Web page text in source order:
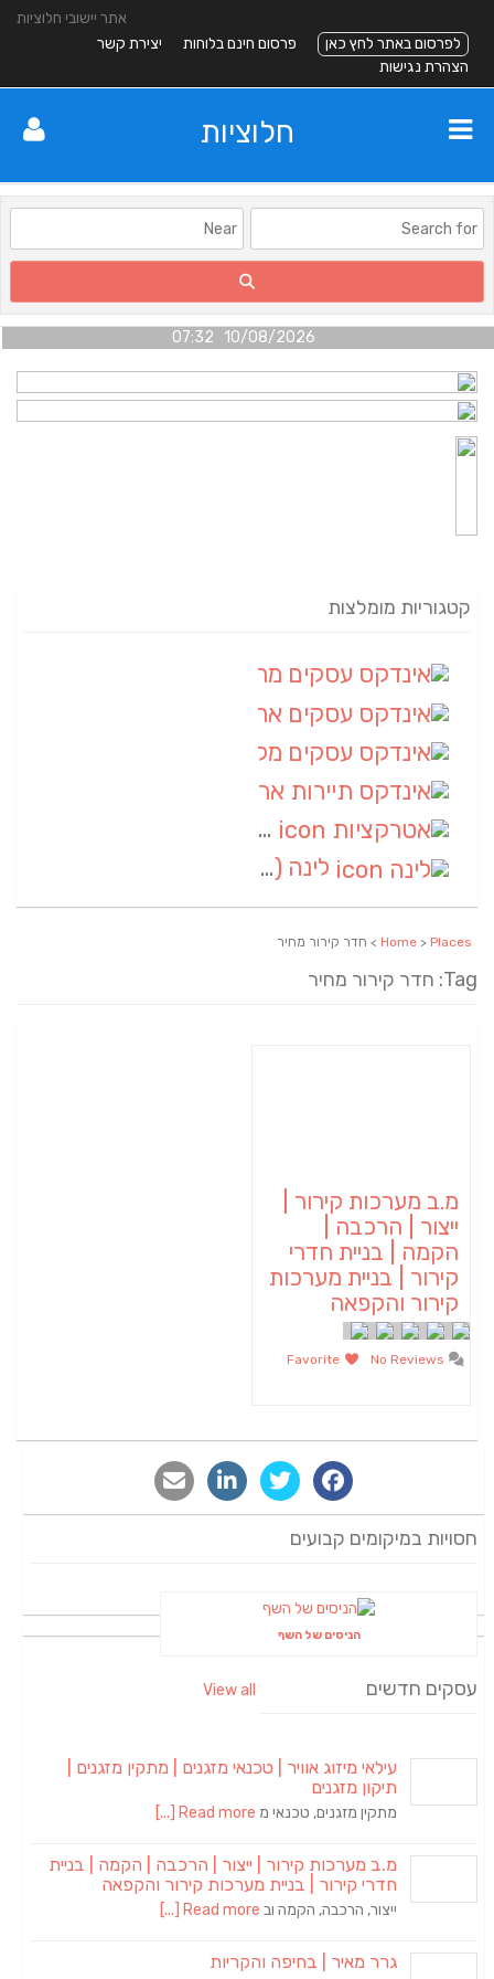
אתר יישובי חלוציות
לפרסום באתר לחץ כאן
פרסום חינם בלוחות
יצירת קשר
הצהרת נגישות
חלוציות
10/08/2026 07:32
קטגוריות מומלצות
אטרקציות
לינה (1)
Home > Places > חדר קירור מחיר
Tag: חדר קירור מחיר
מ.ב מערכות קירור |
ייצור | הרכבה |
הקמה | בניית חדרי
קירור | בניית מערכות
קירור והקפאה
חסויות במיקומים קבועים
הניסים של השף
עסקים חדשים View all
עילאי מיזוג אוויר | טכנאי מזגנים | מתקין מזגנים |
תיקון מזגנים
מתקין מזגנים, טכנאי מ Read more [...]
מ.ב מערכות קירור | ייצור | הרכבה | הקמה | בניית
חדרי קירור | בניית מערכות קירור והקפאה
ייצור, הרכבה, הקמה וב Read more [...]
גרר מאיר | בחיפה והקריות